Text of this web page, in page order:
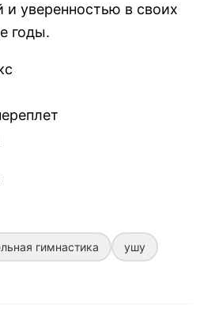
и уверенностью в своих
годы.
гимнастика ушу